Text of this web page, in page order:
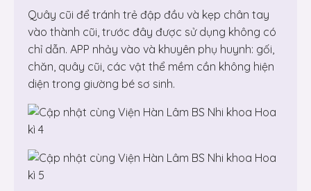
Quây cũi để tránh trẻ đập đầu và kẹp chân tay
vào thành cũi, trước đây được sử dụng không có
chỉ dẫn. APP nhảy vào và khuyên phụ huynh: gối,
chăn, quây cũi, các vật thể mềm cần không hiện
diện trong giường bé sơ sinh.